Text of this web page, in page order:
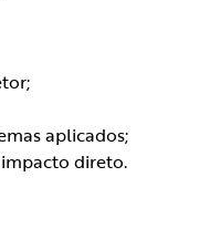
aplicados;
direto.